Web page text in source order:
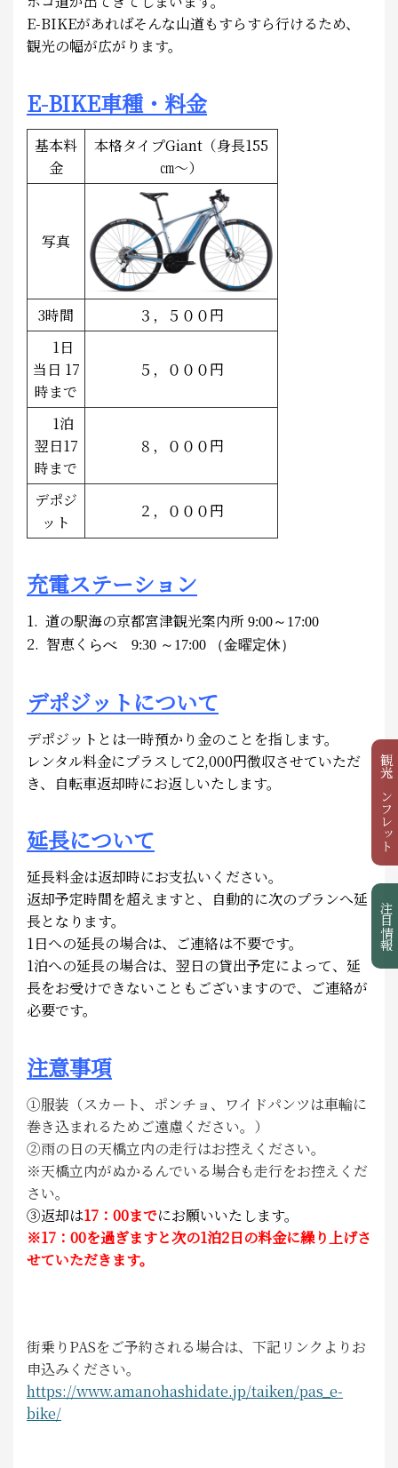
観光パンフレット
注目情報
E-BIKEがあればそんな山道もすらすら行けるため、
観光の幅が広がります。
E-BIKE車種・料金
基本料
金
本格タイプGiant（身長155
㎝～）
写真
3時間
３，５００円
1日
当日 17
時まで
５，０００円
1泊
翌日17
時まで
８，０００円
デポジ
ット
２，０００円
充電ステーション
1. 道の駅海の京都宮津観光案内所 9:00～17:00
2. 智恵く らべ 9:30 ～17:00 （金曜定休）
デポジットについて
デポジットとは一時預かり金のことを指します。
レンタル料金にプラスして2,000円徴収させていただ
き、自転車返却時にお返しいたします。
延長について
延長料金は返却時にお支払いください。
返却予定時間を超えますと、自動的に次のプランへ延
長となります。
1日への延長の場合は、ご連絡は不要です。
1泊への延長の場合は、翌日の貸出予定によって、延
長をお受けできないこともございますので、ご連絡が
必要です。
注意事項
①服装（スカート、ポンチョ、ワイドパンツは車輪に
巻き込まれるためご遠慮ください。）
②雨の日の天橋立内の走行はお控えください。
※天橋立内がぬかるんでいる場合も走行をお控えくだ
さい。
③返却は17：00までにお願いいたします。
※17：00を過ぎますと次の1泊2日の料金に繰り上げさ
せていただきます。
街乗りPASをご予約される場合は、下記リンクよりお
申込みください。
https://www.amanohashidate.jp/taiken/pas_e-
bike/